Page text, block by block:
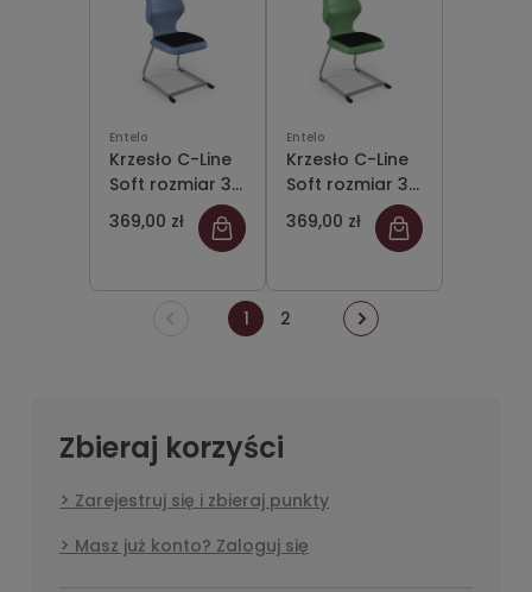
Entelo
Krzesło C-Line
Soft rozmiar 3
siedzisko
pastelowy
niebieski/stelaż
szary
369,00 zł
Entelo
Krzesło C-Line
Soft rozmiar 3
siedzisko
pastelowy
zielony/stelaż
szary
369,00 zł
1 2
Zbieraj korzyści
Zarejestruj się i zbieraj punkty
Masz już konto? Zaloguj się